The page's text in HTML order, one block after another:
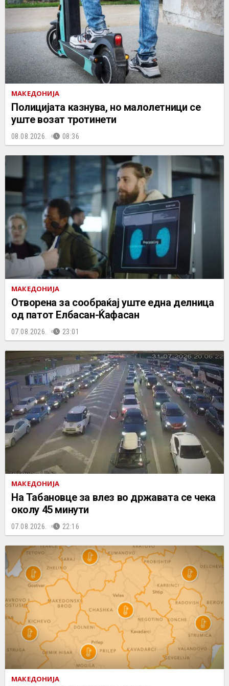
МАКЕДОНИЈА
Полицијата казнува, но малолетници се
уште возат тротинети
08.08.2026. 08:36
МАКЕДОНИЈА
Отворена за сообраќај уште една делница
од патот Елбасан-Ќафасан
07.08.2026. 23:01
МАКЕДОНИЈА
На Табановце за влез во државата се чека
околу 45 минути
07.08.2026. 22:16
МАКЕДОНИЈА